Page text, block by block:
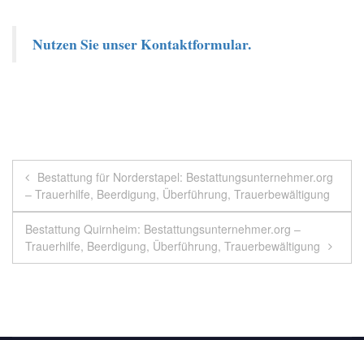
Nutzen Sie unser Kontaktformular.
Beitragsnavigation
Bestattung für Norderstapel: Bestattungsunternehmer.org
– Trauerhilfe, Beerdigung, Überführung, Trauerbewältigung
Bestattung Quirnheim: Bestattungsunternehmer.org –
Trauerhilfe, Beerdigung, Überführung, Trauerbewältigung